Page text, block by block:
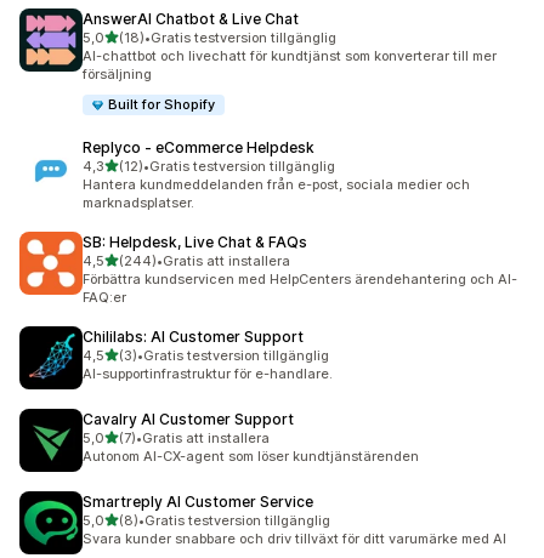
AnswerAI Chatbot & Live Chat
5,0av 5 stjärnor
(18)
18 recensioner totalt
•Gratis testversion tillgänglig
AI-chattbot och livechatt för kundtjänst som konverterar till mer
försäljning
Built for Shopify
Replyco ‑ eCommerce Helpdesk
4,3av 5 stjärnor
(12)
12 recensioner totalt
•Gratis testversion tillgänglig
Hantera kundmeddelanden från e-post, sociala medier och
marknadsplatser.
SB: Helpdesk, Live Chat & FAQs
4,5av 5 stjärnor
(244)
244 recensioner totalt
•Gratis att installera
Förbättra kundservicen med HelpCenters ärendehantering och AI-
FAQ:er
Chililabs: AI Customer Support
4,5av 5 stjärnor
(3)
3 recensioner totalt
•Gratis testversion tillgänglig
AI-supportinfrastruktur för e-handlare.
Cavalry AI Customer Support
5,0av 5 stjärnor
(7)
7 recensioner totalt
•Gratis att installera
Autonom AI-CX-agent som löser kundtjänstärenden
Smartreply AI Customer Service
5,0av 5 stjärnor
(8)
8 recensioner totalt
•Gratis testversion tillgänglig
Svara kunder snabbare och driv tillväxt för ditt varumärke med AI